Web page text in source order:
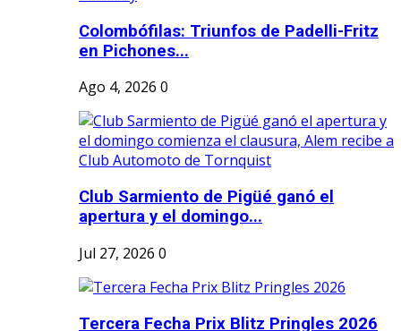
Colombófilas: Triunfos de Padelli-Fritz
en Pichones...
Ago 4, 2026 0
Club Sarmiento de Pigüé ganó el
apertura y el domingo...
Jul 27, 2026 0
Tercera Fecha Prix Blitz Pringles 2026